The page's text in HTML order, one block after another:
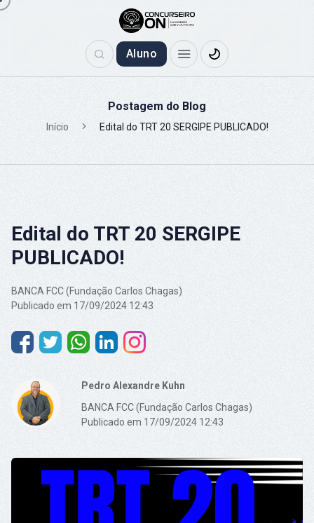
Aluno
Postagem do Blog
Início Edital do TRT 20 SERGIPE PUBLICADO!
Edital do TRT 20 SERGIPE
PUBLICADO!
BANCA FCC (Fundação Carlos Chagas)
Publicado em 17/09/2024 12:43
Pedro Alexandre Kuhn
BANCA FCC (Fundação Carlos Chagas)
Publicado em 17/09/2024 12:43